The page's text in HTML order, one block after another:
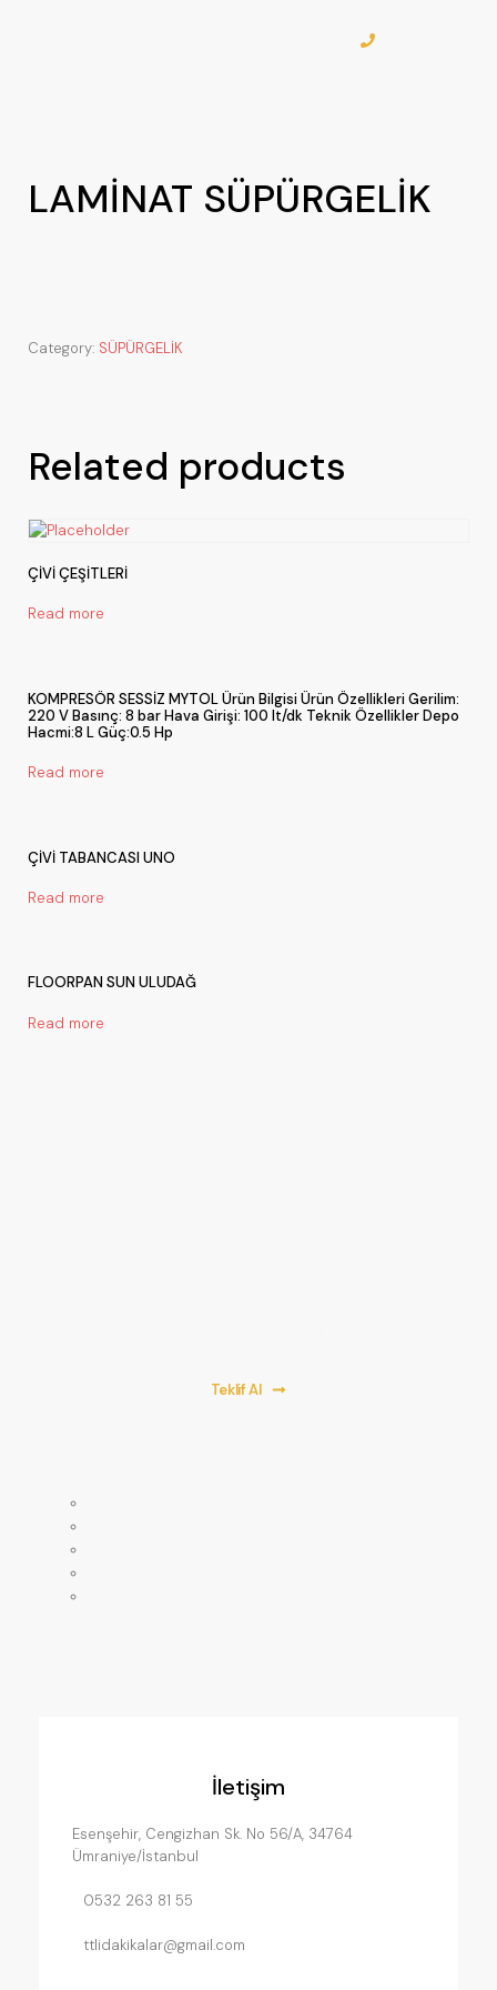
LAMİNAT SÜPÜRGELİK
Category: SÜPÜRGELİK
Related products
ÇİVİ ÇEŞİTLERİ
Read more
KOMPRESÖR SESSİZ MYTOL Ürün Bilgisi Ürün Özellikleri Gerilim:
220 V Basınç: 8 bar Hava Girişi: 100 lt/dk Teknik Özellikler Depo
Hacmi:8 L Güç:0.5 Hp
Read more
ÇİVİ TABANCASI UNO
Read more
FLOORPAN SUN ULUDAĞ
Read more
Teklif Al
İletişim
Esenşehir, Cengizhan Sk. No 56/A, 34764
Ümraniye/İstanbul
0532 263 81 55
ttlidakikalar@gmail.com